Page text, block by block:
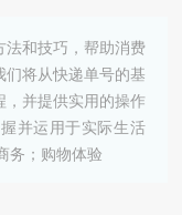
和技巧，帮助消费
将从快递单号的基
并提供实用的操作
并运用于实际生活
务；购物体验